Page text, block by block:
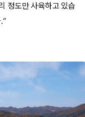
정도만 사육하고 있습